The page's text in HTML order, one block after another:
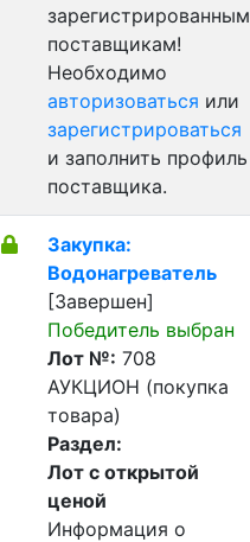
зарегистрированным
поставщикам!
Необходимо
авторизоваться или
зарегистрироваться
и заполнить профиль
поставщика.
Закупка:
Водонагреватель
[Завершен]
Победитель выбран
Лот №: 708
АУКЦИОН (покупка
товара)
Раздел:
Лот с открытой
ценой
Информация о